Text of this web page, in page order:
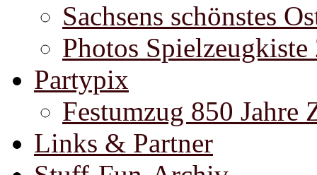
Sachsens schönstes
Photos
Partypix
Festumzug 850 Jahre
Links & Partner